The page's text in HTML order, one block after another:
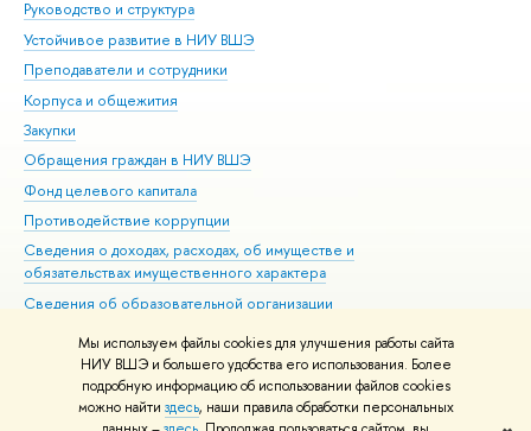
Мы используем файлы cookies для улучшения работы сайта
НИУ ВШЭ и большего удобства его использования. Более
подробную информацию об использовании файлов cookies
можно найти здесь, наши правила обработки персональных
Руководство и структура
Устойчивое развитие в НИУ ВШЭ
Преподаватели и сотрудники
Корпуса и общежития
Закупки
Обращения граждан в НИУ ВШЭ
Фонд целевого капитала
Противодействие коррупции
Сведения о доходах, расходах, об имуществе и
обязательствах имущественного характера
Сведения об образовательной организации
Людям с ограниченными возможностями здоровья
Единая платежная страница
Работа в Вышке